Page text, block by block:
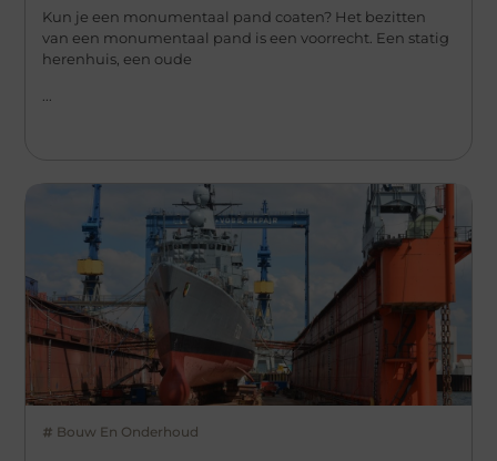
Kun je een monumentaal pand coaten? Het bezitten
van een monumentaal pand is een voorrecht. Een statig
herenhuis, een oude
...
Bouw En Onderhoud